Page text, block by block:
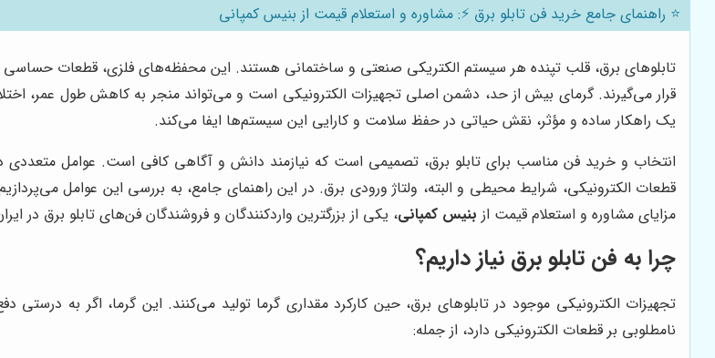
⭐️ راهنمای جامع خرید فن تابلو برق ⚡️: مشاوره و استعلام قیمت از بنیس کمپانی
تابلوهای برق، قلب تپنده هر سیستم الکتریکی صنعتی و ساختمانی هستند. این محفظه‌های فلزی، قطعات
قرار می‌گیرند. گرمای بیش از حد، دشمن اصلی تجهیزات الکترونیکی است و می‌تواند منجر به کاهش طول عمر،
یک راهکار ساده و مؤثر، نقش حیاتی در حفظ سلامت و کارایی این سیستم‌ها ایفا می‌کند.
انتخاب و خرید فن مناسب برای تابلو برق، تصمیمی است که نیازمند دانش و آگاهی کافی است. عوامل متعددی
قطعات الکترونیکی، شرایط محیطی و البته، ولتاژ ورودی برق. در این راهنمای جامع، به بررسی این عوامل
مزایای مشاوره و استعلام قیمت از بنیس کمپانی، یکی از بزرگترین واردکنندگان و فروشندگان فن‌های تابلو برق در
چرا به فن تابلو برق نیاز داریم؟
تجهیزات الکترونیکی موجود در تابلوهای برق، حین کارکرد مقداری گرما تولید می‌کنند. این گرما، اگر به
نامطلوبی بر قطعات الکترونیکی دارد، از جمله: